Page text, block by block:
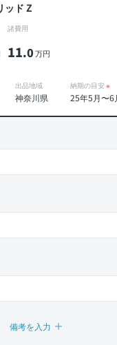
ッド Z
諸費用
11.0万円
出品地域
神奈川県
納期の目安 ※
25年5月〜6
備考を入力